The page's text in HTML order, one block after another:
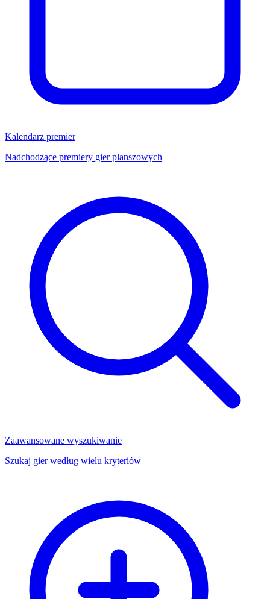
Kalendarz premier
Nadchodzące premiery gier planszowych
Zaawansowane wyszukiwanie
Szukaj gier według wielu kryteriów